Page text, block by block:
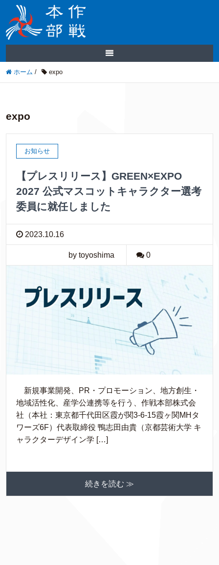
ホーム / expo
expo
お知らせ
【プレスリリース】GREEN×EXPO
2027 公式マスコットキャラクター選考
委員に就任しました
2023.10.16
by toyoshima 0
新規事業開発、PR・プロモーション、地方創生・
地域活性化、産学公連携等を行う、作戦本部株式会
社（本社：東京都千代田区霞が関3-6-15霞ヶ関MHタ
ワーズ6F）代表取締役 鴨志田由貴（京都芸術大学 キ
ャラクターデザイン学 […]
続きを読む ≫